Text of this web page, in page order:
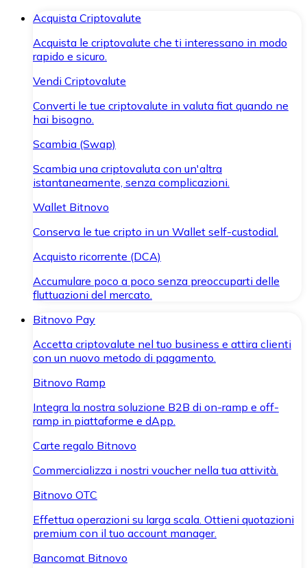
Acquista Criptovalute
Acquista le criptovalute che ti interessano in modo
rapido e sicuro.
Vendi Criptovalute
Converti le tue criptovalute in valuta fiat quando ne
hai bisogno.
Scambia (Swap)
Scambia una criptovaluta con un'altra
istantaneamente, senza complicazioni.
Wallet Bitnovo
Conserva le tue cripto in un Wallet self-custodial.
Acquisto ricorrente (DCA)
Accumulare poco a poco senza preoccuparti delle
fluttuazioni del mercato.
Bitnovo Pay
Accetta criptovalute nel tuo business e attira clienti
con un nuovo metodo di pagamento.
Bitnovo Ramp
Integra la nostra soluzione B2B di on-ramp e off-
ramp in piattaforme e dApp.
Carte regalo Bitnovo
Commercializza i nostri voucher nella tua attività.
Bitnovo OTC
Effettua operazioni su larga scala. Ottieni quotazioni
premium con il tuo account manager.
Bancomat Bitnovo